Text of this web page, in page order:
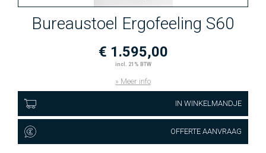
Bureaustoel Ergofeeling S60
€ 1.595,00
incl. 21% BTW
» Meer info
IN WINKELMANDJE
OFFERTE AANVRAAG